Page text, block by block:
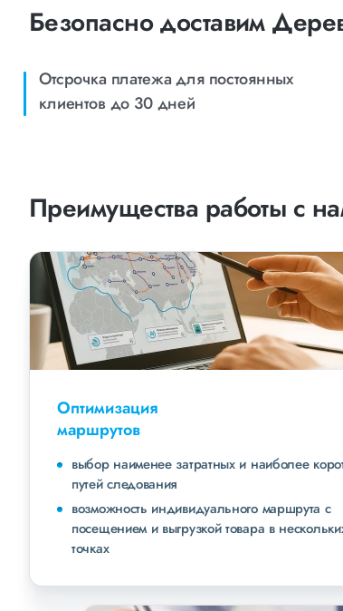
Безопасно доставим
Отсрочка платежа для постоянных
клиентов до 30 дней
Преимущества работы с
Оптимизация
маршрутов
выбор наименее затратных и наиболее
путей следования
возможность индивидуального маршрута с
посещением и выгрузкой товара в
точках